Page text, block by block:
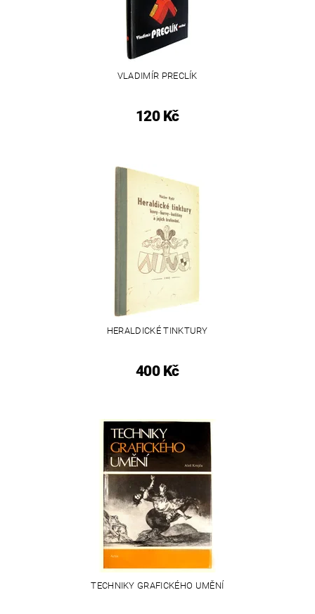
VLADIMÍR PRECLÍK
120 Kč
HERALDICKÉ TINKTURY
400 Kč
TECHNIKY GRAFICKÉHO UMĚNÍ